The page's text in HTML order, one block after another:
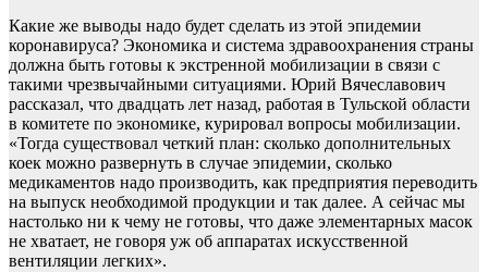
Какие же выводы надо будет сделать из этой эпидемии
коронавируса? Экономика и система здравоохранения страны
должна быть готовы к экстренной мобилизации в связи с
такими чрезвычайными ситуациями. Юрий Вячеславович
рассказал, что двадцать лет назад, работая в Тульской области
в комитете по экономике, курировал вопросы мобилизации.
«Тогда существовал четкий план: сколько дополнительных
коек можно развернуть в случае эпидемии, сколько
медикаментов надо производить, как предприятия переводить
на выпуск необходимой продукции и так далее. А сейчас мы
настолько ни к чему не готовы, что даже элементарных масок
не хватает, не говоря уж об аппаратах искусственной
вентиляции легких».